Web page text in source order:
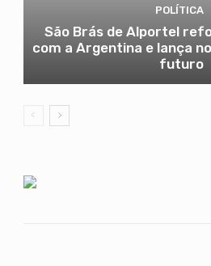
POLÍTICA
São Brás de Alportel
com a Argentina e lança
futuro